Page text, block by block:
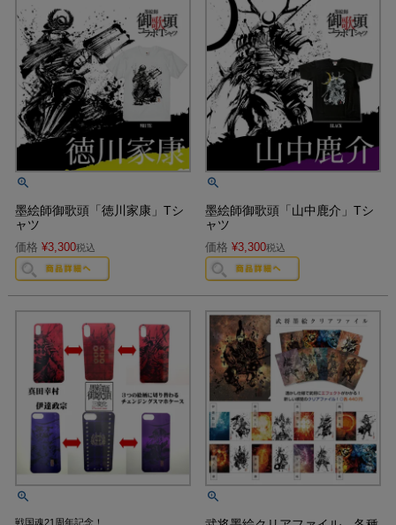
墨絵師御歌頭「徳川家康」Tシ
ャツ
価格 ¥3,300税込
墨絵師御歌頭「山中鹿介」Tシ
ャツ
価格 ¥3,300税込
戦国魂21周年記念！